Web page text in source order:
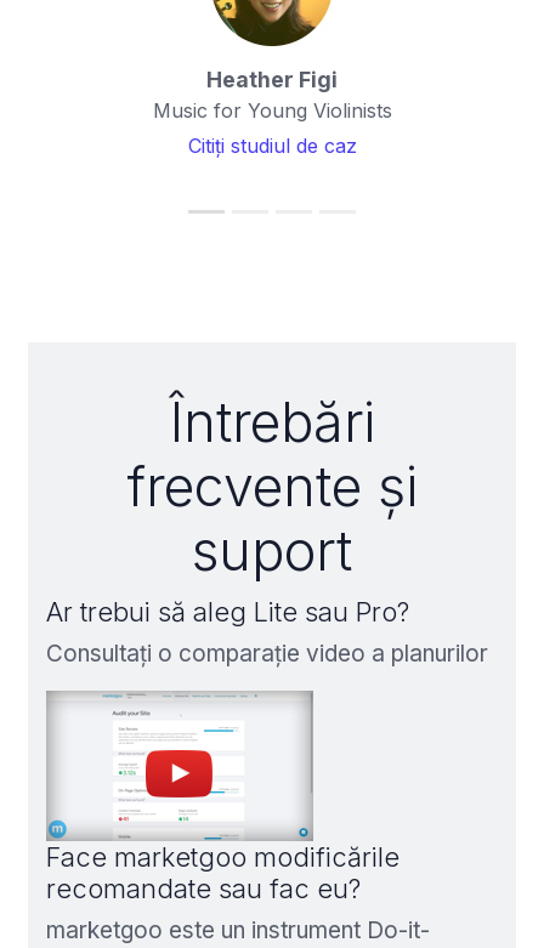
Heather Figi
Music for Young Violinists
Citiți studiul de caz
Întrebări
frecvente și
suport
Ar trebui să aleg Lite sau Pro?
Consultați o comparație video a planurilor
Face marketgoo modificările
recomandate sau fac eu?
marketgoo este un instrument Do-it-